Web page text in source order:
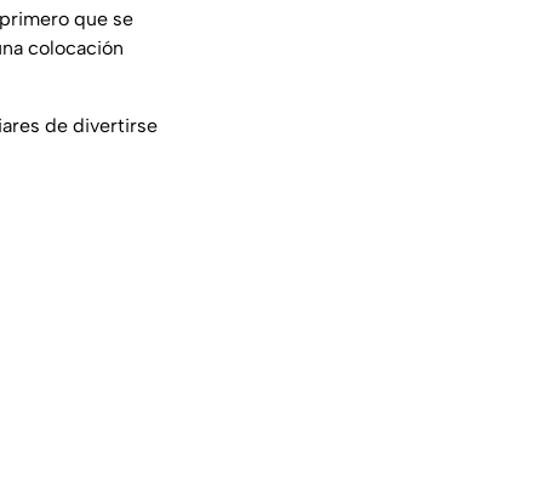
que se
colocación
de divertirse